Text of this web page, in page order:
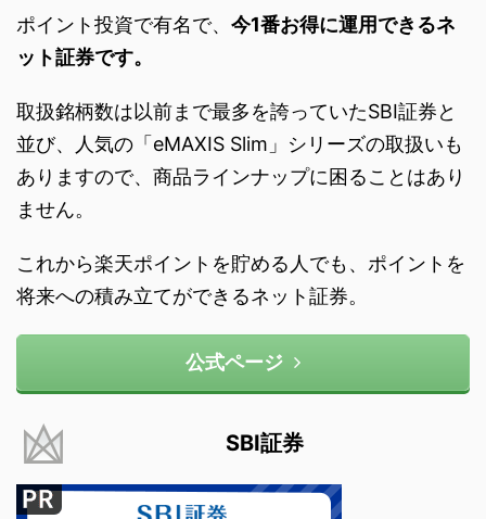
ポイント投資で有名で、 今1番お得に運用できるネ
ット証券です。
取扱銘柄数は以前まで最多を誇っていたSBI証券と
並び、人気の「eMAXIS Slim」シリーズの取扱いも
ありますので、商品ラインナップに困ることはあり
ません。
これから楽天ポイントを貯める人でも、ポイントを
将来への積み立てができるネット証券。
公式ページ
SBI証券